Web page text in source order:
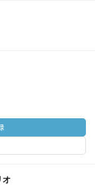
た制度（２８部
で見直したりで
オ